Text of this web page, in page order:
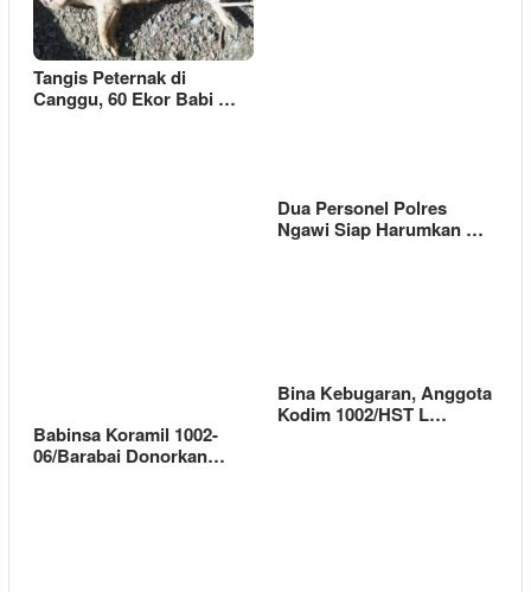
Tangis Peternak di
Canggu, 60 Ekor Babi …
Dua Personel Polres
Ngawi Siap Harumkan …
Babinsa Koramil 1002-
06/Barabai Donorkan…
Bina Kebugaran, Anggota
Kodim 1002/HST L…